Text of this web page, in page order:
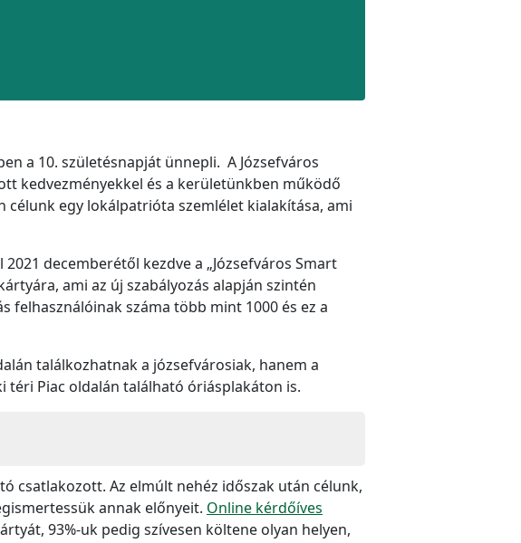
a 10. születésnapját ünnepli. A Józsefváros
kedvezményekkel és a kerületünkben működő
egy lokálpatrióta szemlélet kialakítása, ami
decemberétől kezdve a „Józsefváros Smart
ami az új szabályozás alapján szintén
felhasználóinak száma több mint 1000 és ez a
találkozhatnak a józsefvárosiak, hanem a
téri Piac oldalán található óriásplakáton is.
csatlakozott. Az elmúlt nehéz időszak után célunk,
annak előnyeit. Online kérdőíves
93%-uk pedig szívesen költene olyan helyen,